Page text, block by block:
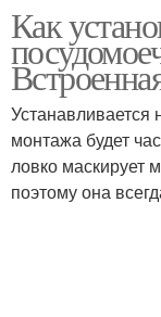
Как
Устанавливается
монтажа будет
ловко маскирует
поэтому она